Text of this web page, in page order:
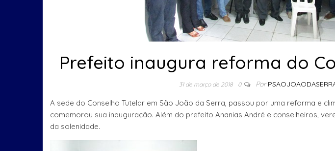
Prefeito inaugura reforma do
31 de março de 2018 0 Por
A sede do Conselho Tutelar em São João da Serra, passou por uma reforma e
comemorou sua inauguração. Além do prefeito Ananias André e conselheiros,
da solenidade.